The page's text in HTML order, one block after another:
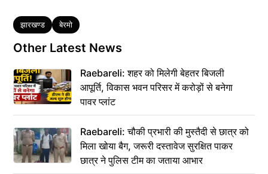
Tags
झारखण्ड बेरमो
Other Latest News
Raebareli: शहर को मिलेगी बेहतर बिजली
आपूर्ति, विकास भवन परिसर में करोड़ों से बनेगा
पावर प्लांट
Raebareli: चौकी प्रभारी की मुस्तैदी से छात्र को
मिला खोया बैग, जरूरी दस्तावेज सुरक्षित पाकर
छात्र ने पुलिस टीम का जताया आभार